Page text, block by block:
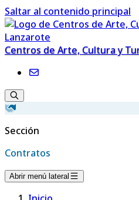
Saltar al contenido principal
Centros de Arte, Cultura y
Sección
Contratos
Abrir menú lateral